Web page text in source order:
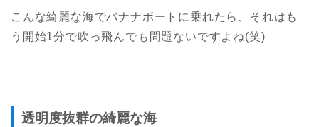
こんな綺麗な海でバナナボートに乗れたら、それはも
う開始1分で吹っ飛んでも問題ないですよね(笑)
透明度抜群の綺麗な海